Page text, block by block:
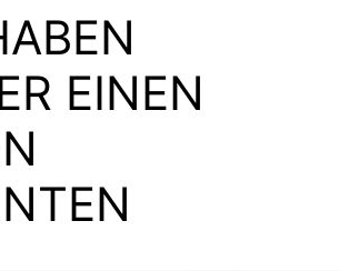
EINEN